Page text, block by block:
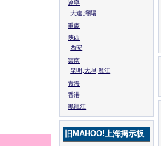
遼寧
大連,瀋陽
重慶
陜西
西安
雲南
昆明,大理,麗江
青海
香港
黒龍江
旧MAHOO!上海掲示板